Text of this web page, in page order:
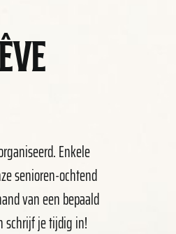
Enkele
senioren-ochtend
van een bepaald
schrijf je tijdig in!